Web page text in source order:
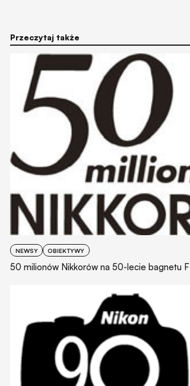
Przeczytaj także
NEWSY OBIEKTYWY
50 milionów Nikkorów na 50-lecie bagnetu F